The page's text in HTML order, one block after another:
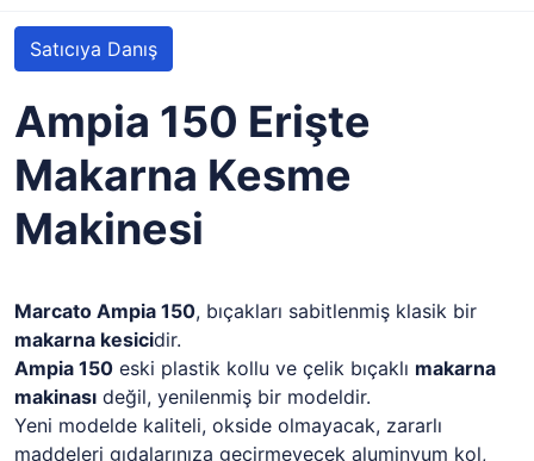
Satıcıya Danış
Ampia 150 Erişte
Makarna Kesme
Makinesi
Marcato Ampia 150, bıçakları sabitlenmiş klasik bir
makarna kesicidir.
Ampia 150 eski plastik kollu ve çelik bıçaklı makarna
makinası değil, yenilenmiş bir modeldir.
Yeni modelde kaliteli, okside olmayacak, zararlı
maddeleri gıdalarınıza geçirmeyecek aluminyum kol,